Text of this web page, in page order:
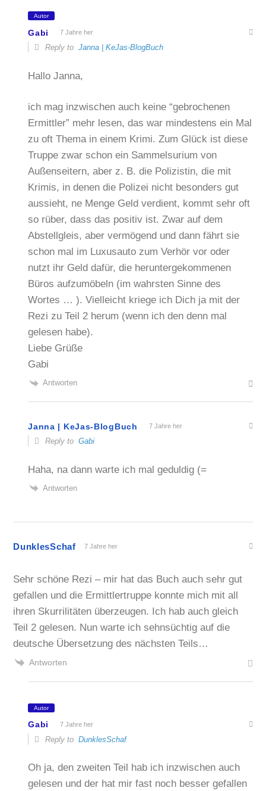
Autor
Gabi 7 Jahre her
Reply toJanna | KeJas-BlogBuch
Hallo Janna,
ich mag inzwischen auch keine “gebrochenen
Ermittler” mehr lesen, das war mindestens ein Mal
zu oft Thema in einem Krimi. Zum Glück ist diese
Truppe zwar schon ein Sammelsurium von
Außenseitern, aber z. B. die Polizistin, die mit
Krimis, in denen die Polizei nicht besonders gut
aussieht, ne Menge Geld verdient, kommt sehr oft
so rüber, dass das positiv ist. Zwar auf dem
Abstellgleis, aber vermögend und dann fährt sie
schon mal im Luxusauto zum Verhör vor oder
nutzt ihr Geld dafür, die heruntergekommenen
Büros aufzumöbeln (im wahrsten Sinne des
Wortes … ). Vielleicht kriege ich Dich ja mit der
Rezi zu Teil 2 herum (wenn ich den denn mal
gelesen habe).
Liebe Grüße
Gabi
Antworten
Janna | KeJas-BlogBuch 7 Jahre her
Reply toGabi
Haha, na dann warte ich mal geduldig (=
Antworten
DunklesSchaf 7 Jahre her
Sehr schöne Rezi – mir hat das Buch auch sehr gut
gefallen und die Ermittlertruppe konnte mich mit all
ihren Skurrilitäten überzeugen. Ich hab auch gleich
Teil 2 gelesen. Nun warte ich sehnsüchtig auf die
deutsche Übersetzung des nächsten Teils…
Antworten
Autor
Gabi 7 Jahre her
Reply toDunklesSchaf
Oh ja, den zweiten Teil hab ich inzwischen auch
gelesen und der hat mir fast noch besser gefallen